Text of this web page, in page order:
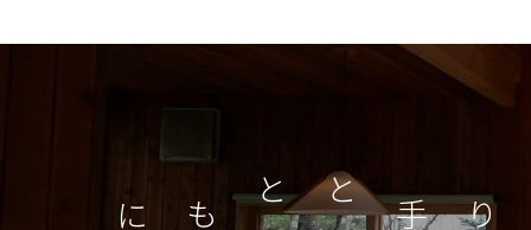
つくり手とともに